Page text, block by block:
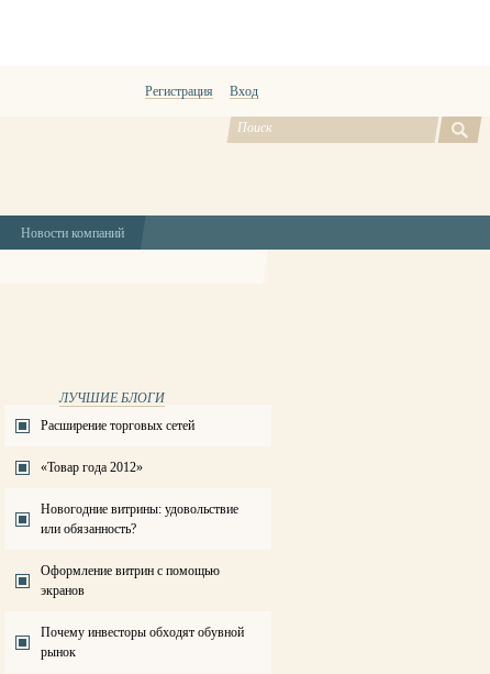
Регистрация Вход
Новости компаний
ЛУЧШИЕ БЛОГИ
Расширение торговых сетей
«Товар года 2012»
Новогодние витрины: удовольствие
или обязанность?
Оформление витрин с помощью
экранов
Почему инвесторы обходят обувной
рынок